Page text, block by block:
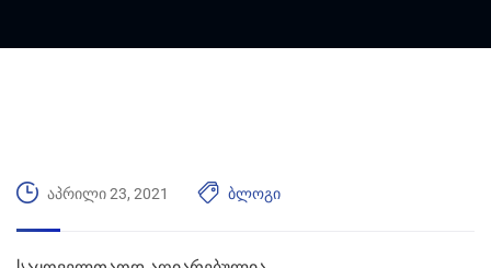
აპრილი 23, 2021 ბლოგი